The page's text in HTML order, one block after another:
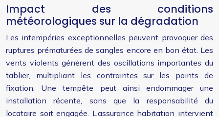
Impact des conditions
météorologiques sur la dégradation
Les intempéries exceptionnelles peuvent provoquer des
ruptures prématurées de sangles encore en bon état. Les
vents violents génèrent des oscillations importantes du
tablier, multipliant les contraintes sur les points de
fixation. Une tempête peut ainsi endommager une
installation récente, sans que la responsabilité du
locataire soit engagée. L’assurance habitation intervient